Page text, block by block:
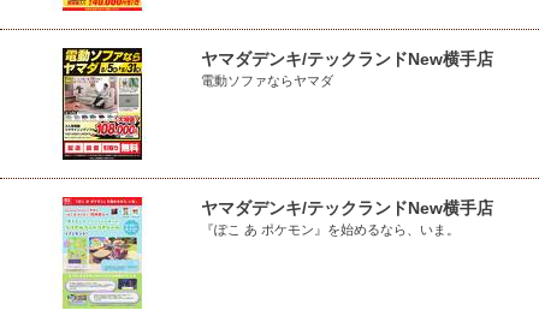
ヤマダデンキ/テックランドNew横手店
電動ソファならヤマダ
ヤマダデンキ/テックランドNew横手店
『ぽこ あ ポケモン』を始めるなら、いま。